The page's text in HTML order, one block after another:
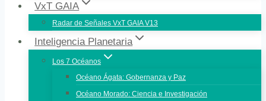
VxT GAIA
Radar de Señales VxT GAIA V13
Inteligencia Planetaria
Los 7 Océanos
Océano Ágata: Gobernanza y Paz
Océano Morado: Ciencia e Investigación